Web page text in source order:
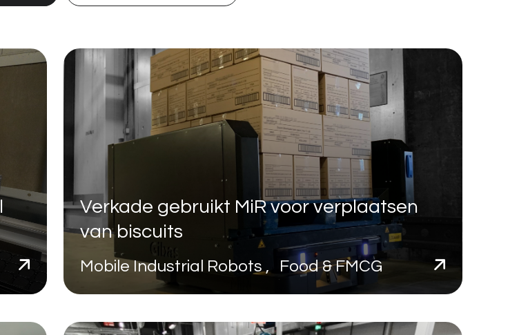
Verkade gebruikt MiR voor verplaatsen
van biscuits
Mobile Industrial Robots , Food & FMCG